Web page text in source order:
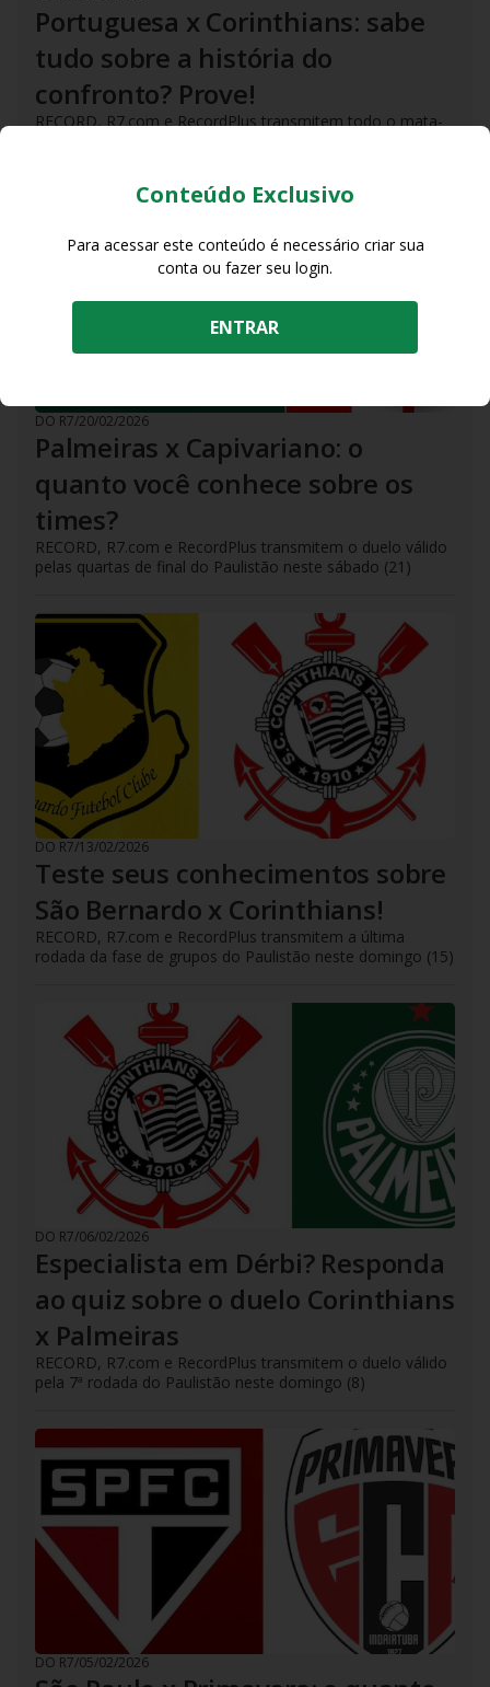
Portuguesa x Corinthians: sabe
tudo sobre a história do
confronto? Prove!
RECORD, R7.com e RecordPlus transmitem todo o mata-
DO R7/20/02/2026
Palmeiras x Capivariano: o
quanto você conhece sobre os
times?
RECORD, R7.com e RecordPlus transmitem o duelo válido
pelas quartas de final do Paulistão neste sábado (21)
DO R7/13/02/2026
Teste seus conhecimentos sobre
São Bernardo x Corinthians!
RECORD, R7.com e RecordPlus transmitem a última
rodada da fase de grupos do Paulistão neste domingo (15)
DO R7/06/02/2026
Especialista em Dérbi? Responda
ao quiz sobre o duelo Corinthians
x Palmeiras
RECORD, R7.com e RecordPlus transmitem o duelo válido
pela 7ª rodada do Paulistão neste domingo (8)
DO R7/05/02/2026
Conteúdo Exclusivo
Para acessar este conteúdo é necessário criar sua
conta ou fazer seu login.
ENTRAR